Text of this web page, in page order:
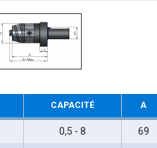
CAPACITÉ A
0,5 - 8 69